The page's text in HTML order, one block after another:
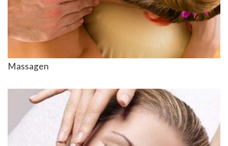
Massagen